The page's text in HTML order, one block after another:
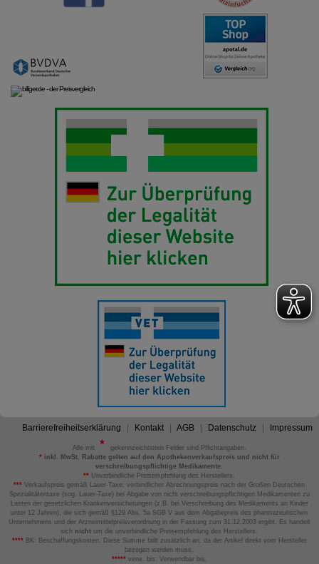
Barrierefreiheitserklärung Kontakt AGB Datenschutz Impressum
Alle mit
gekennzeichneten Felder sind Pflichtangaben.
*inkl. MwSt. Rabatte gelten auf den Apothekenverkaufspreis und nicht für
verschreibungspflichtige Medikamente.
** Unverbindliche Preisempfehlung des Herstellers.
*** Verkaufspreis gemäß Lauer-Taxe; verbindlicher Abrechnungspreis nach der Großen Deutschen
Spezialitätentaxe (sog. Lauer-Taxe) bei Abgabe von nicht verschreibungspflichtigen Medikamenten zu
Lasten der gesetzlichen Krankenversicherungen (z.B. bei Verschreibung des Medikaments an Kinder
unter 12 Jahren), die sich gemäß §129 Abs. 5a SGB V aus dem Abgabepreis des pharmazeutischen
Unternehmens und der Arzneimittelpreisverordnung in der Fassung zum 31.12.2003 ergibt. Es handelt
sich nicht um die unverbindliche Preisempfehlung des Herstellers.
****BK: Beschaffungskosten. Diese Summe fällt zusätzlich an, da der Artikel direkt vom Hersteller
bezogen werden muss.
*****verw. bis: Verwendbar bis.